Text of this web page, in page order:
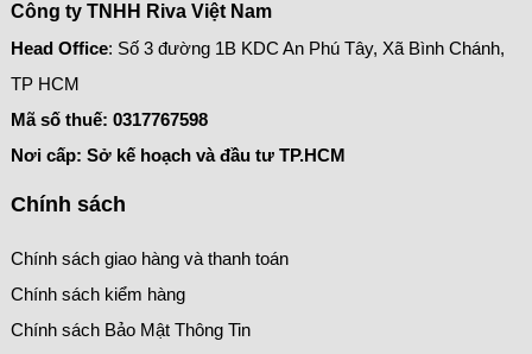
Công ty TNHH Riva Việt Nam
Head Office: Số 3 đường 1B KDC An Phú Tây, Xã Bình Chánh,
TP HCM
Mã số thuế: 0317767598
Nơi cấp: Sở kế hoạch và đầu tư TP.HCM
Chính sách
Chính sách giao hàng và thanh toán
Chính sách kiểm hàng
Chính sách Bảo Mật Thông Tin